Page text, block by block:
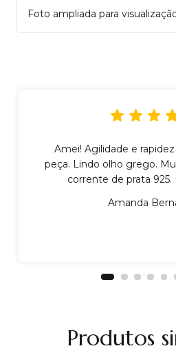
Foto ampliada para
Amei! Agilidade e
peça. Lindo olho grego.
corrente de prata 925.
Amanda
Produtos